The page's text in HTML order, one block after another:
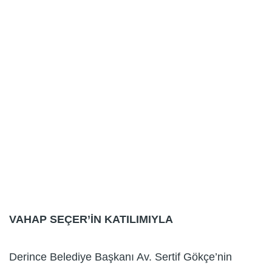
VAHAP SEÇER’İN KATILIMIYLA
Derince Belediye Başkanı Av. Sertif Gökçe’nin